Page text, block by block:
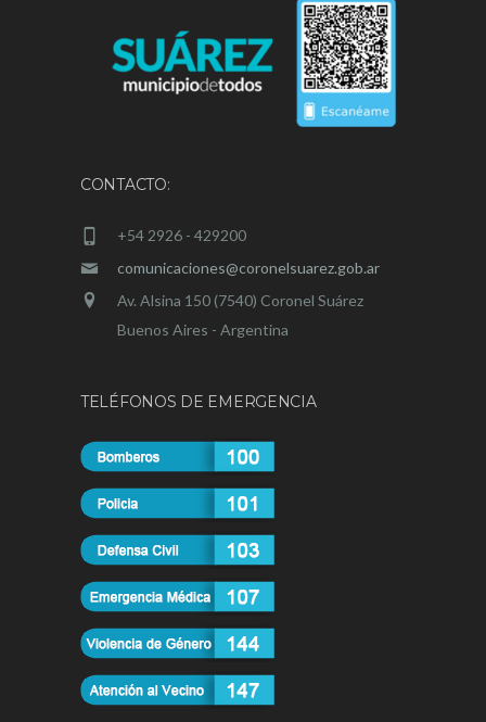
CONTACTO:
+54 2926 - 429200
comunicaciones@coronelsuarez.gob.ar
Av. Alsina 150 (7540) Coronel Suárez
Buenos Aires - Argentina
TELÉFONOS DE EMERGENCIA